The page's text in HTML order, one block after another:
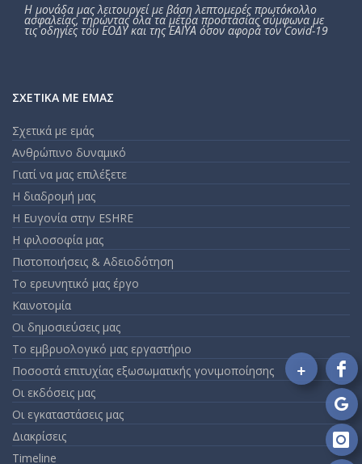
Η μονάδα μας λειτουργεί με βάση λεπτομερές πρωτόκολλο
ασφαλείας, τηρώντας όλα τα μέτρα προστασίας σύμφωνα με
τις οδηγίες του ΕΟΔΥ και της ΕΑΙΥΑ όσον αφορά τον Covid-19
ΣΧΕΤΙΚΆ ΜΕ ΕΜΆΣ
Σχετικά με εμάς
Ανθρώπινο δυναμικό
Γιατί να μας επιλέξετε
Η διαδρομή μας
Η Ευγονία στην ESHRE
Η φιλοσοφία μας
Πιστοποιήσεις & Αδειοδότηση
Το ερευνητικό μας έργο
Καινοτομία
Οι δημοσιεύσεις μας
Το εμβρυολογικό μας εργαστήριο
Ποσοστά επιτυχίας εξωσωματικής γονιμοποίησης
Οι εκδόσεις μας
Οι εγκαταστάσεις μας
Διακρίσεις
Timeline
on
on
+